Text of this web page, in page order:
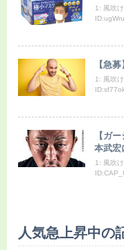
1: 風吹
【急
1: 風吹
【ガ
本武宏
1: 風吹
人気急上昇中の